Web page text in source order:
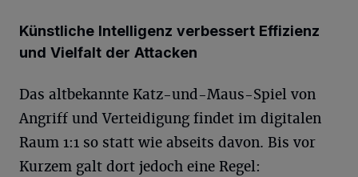
Künstliche Intelligenz verbessert Effizienz
und Vielfalt der Attacken
Das altbekannte Katz-und-Maus-Spiel von
Angriff und Verteidigung findet im digitalen
Raum 1:1 so statt wie abseits davon. Bis vor
Kurzem galt dort jedoch eine Regel: